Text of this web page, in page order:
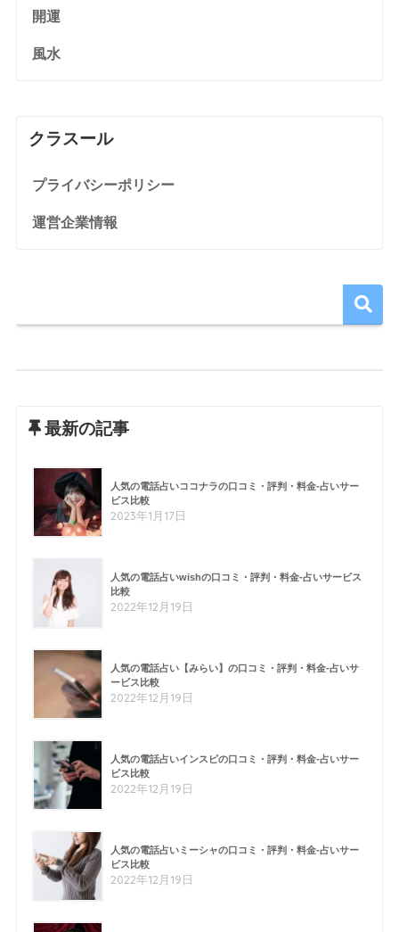
開運
風水
クラスール
プライバシーポリシー
運営企業情報
最新の記事
人気の電話占いココナラの口コミ・評判・料金-占いサー
ビス比較
2023年1月17日
人気の電話占いwishの口コミ・評判・料金-占いサービス
比較
2022年12月19日
人気の電話占い【みらい】の口コミ・評判・料金-占いサ
ービス比較
2022年12月19日
人気の電話占いインスピの口コミ・評判・料金-占いサー
ビス比較
2022年12月19日
人気の電話占いミーシャの口コミ・評判・料金-占いサー
ビス比較
2022年12月19日